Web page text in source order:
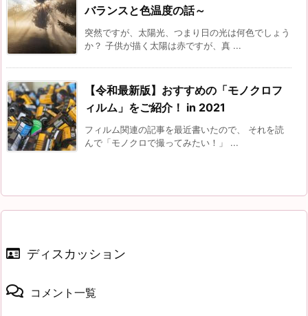
バランスと色温度の話～
突然ですが、太陽光、つまり日の光は何色でしょう
か？ 子供が描く太陽は赤ですが、真 ...
【令和最新版】おすすめの「モノクロフ
ィルム」をご紹介！ in 2021
フィルム関連の記事を最近書いたので、 それを読
んで「モノクロで撮ってみたい！」 ...
ディスカッション
コメント一覧